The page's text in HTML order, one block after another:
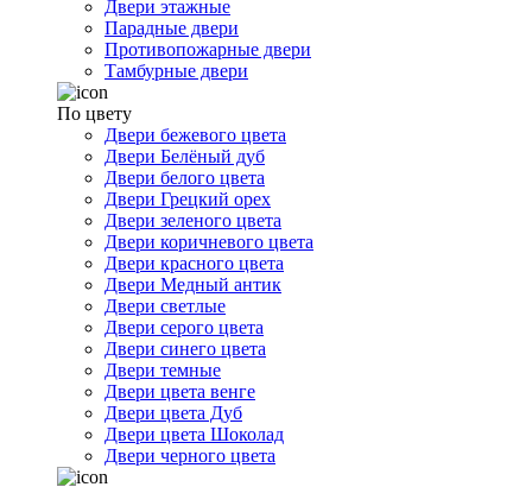
Двери этажные
Парадные двери
Противопожарные двери
Тамбурные двери
По цвету
Двери бежевого цвета
Двери Белёный дуб
Двери белого цвета
Двери Грецкий орех
Двери зеленого цвета
Двери коричневого цвета
Двери красного цвета
Двери Медный антик
Двери светлые
Двери серого цвета
Двери синего цвета
Двери темные
Двери цвета венге
Двери цвета Дуб
Двери цвета Шоколад
Двери черного цвета